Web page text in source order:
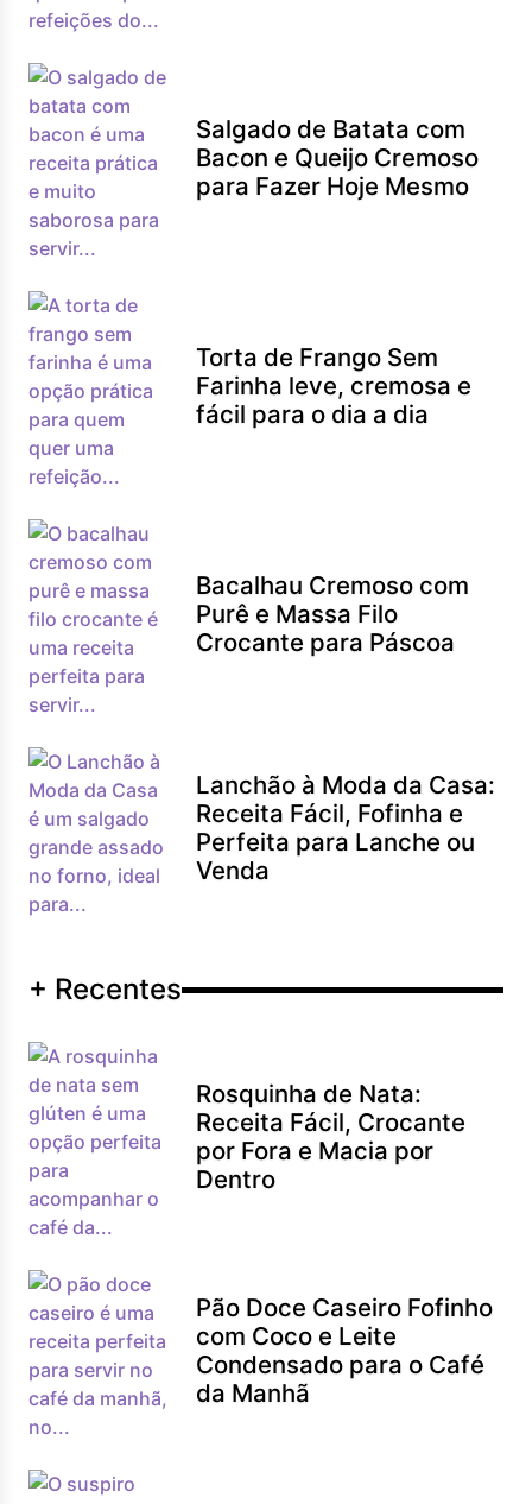
Salgado de Batata com
Bacon e Queijo Cremoso
para Fazer Hoje Mesmo
Torta de Frango Sem
Farinha leve, cremosa e
fácil para o dia a dia
Bacalhau Cremoso com
Purê e Massa Filo
Crocante para Páscoa
Lanchão à Moda da Casa:
Receita Fácil, Fofinha e
Perfeita para Lanche ou
Venda
+ Recentes
Rosquinha de Nata:
Receita Fácil, Crocante
por Fora e Macia por
Dentro
Pão Doce Caseiro Fofinho
com Coco e Leite
Condensado para o Café
da Manhã